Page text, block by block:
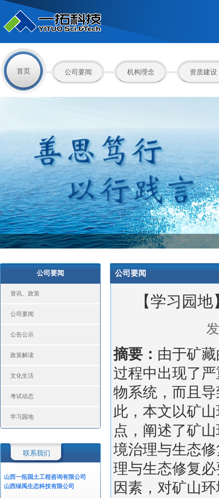
首页 公司要闻 机构理念 资质建设
公司要闻
资讯、政策
公司要闻
公告公示
政策解读
文化生活
考试动态
学习园地
联系我们
山西一拓国土工程咨询有限公司
山西绿禹生态科技有限公司
公司要闻
【学习园
摘要： 由于矿
过程中出现了
物系统，而且
此，本文以矿
点，阐述了矿
境治理与生态
理与生态修复
因素，对矿山